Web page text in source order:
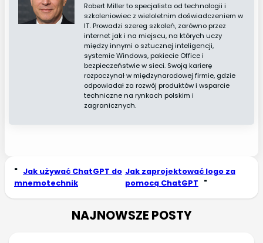
Robert Miller to specjalista od technologii i
szkoleniowiec z wieloletnim doświadczeniem w
IT. Prowadzi szereg szkoleń, zarówno przez
internet jak i na miejscu, na których uczy
między innymi o sztucznej inteligencji,
systemie Windows, pakiecie Office i
bezpieczeństwie w sieci. Swoją karierę
rozpoczynał w międzynarodowej firmie, gdzie
odpowiadał za rozwój produktów i wsparcie
techniczne na rynkach polskim i
zagranicznych.
" Jak używać ChatGPT do
mnemotechnik
Jak zaprojektować logo za
pomocą ChatGPT "
NAJNOWSZE POSTY